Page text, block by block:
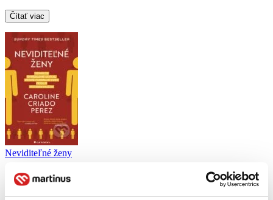
Čítať viac
Neviditeľné ženy
Caroline Criado Perez
4,2